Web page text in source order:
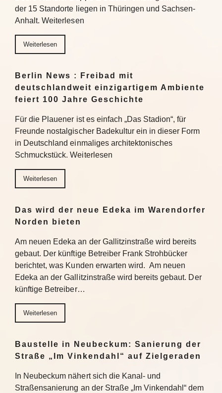
der 15 Standorte liegen in Thüringen und Sachsen-
Anhalt. Weiterlesen
Weiterlesen
Berlin News : Freibad mit
deutschlandweit einzigartigem Ambiente
feiert 100 Jahre Geschichte
Für die Plauener ist es einfach „Das Stadion“, für
Freunde nostalgischer Badekultur ein in dieser Form
in Deutschland einmaliges architektonisches
Schmuckstück. Weiterlesen
Weiterlesen
Das wird der neue Edeka im Warendorfer
Norden bieten
Am neuen Edeka an der Gallitzinstraße wird bereits
gebaut. Der künftige Betreiber Frank Strohbücker
berichtet, was Kunden erwarten wird. Am neuen
Edeka an der Gallitzinstraße wird bereits gebaut. Der
künftige Betreiber…
Weiterlesen
Baustelle in Neubeckum: Sanierung der
Straße „Im Vinkendahl“ auf Zielgeraden
In Neubeckum nähert sich die Kanal- und
Straßensanierung an der Straße „Im Vinkendahl“ dem